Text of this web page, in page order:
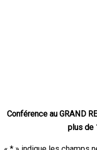
Conférence au GRAND
plus de